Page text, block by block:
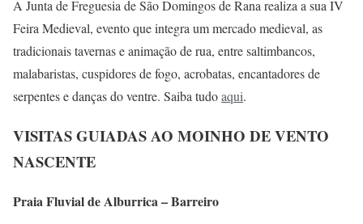
A Junta de Freguesia de São Domingos de Rana realiza a sua IV
Feira Medieval, evento que integra um mercado medieval, as
tradicionais tavernas e animação de rua, entre saltimbancos,
malabaristas, cuspidores de fogo, acrobatas, encantadores de
serpentes e danças do ventre. Saiba tudoaqui.
VISITAS GUIADAS AO MOINHO DE VENTO
NASCENTE
Praia Fluvial de Alburrica – Barreiro